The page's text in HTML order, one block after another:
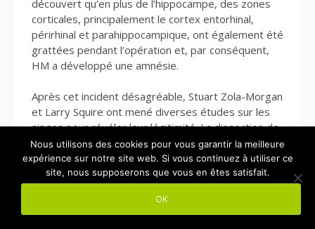
découvert qu’en plus de l’hippocampe, des zones
corticales, principalement le cortex entorhinal,
périrhinal et parahippocampique, ont également été
grattées pendant l’opération et, par conséquent,
HM a développé une amnésie.
Après cet incident désagréable, Stuart Zola-Morgan
et Larry Squire ont mené diverses études sur les
singes pour révéler leur légitimité. La dissection de
différentes régions du cerveau a décrit plus tard la
précision. Il est actuellement évident qu’une masse
d’amygdale n’est pas corrélée à une perte de
l’hippocampe peut entraîner une perte de mémoire.
Nous utilisons des cookies pour vous garantir la meilleure
expérience sur notre site web. Si vous continuez à utiliser ce
site, nous supposerons que vous en êtes satisfait.
OK